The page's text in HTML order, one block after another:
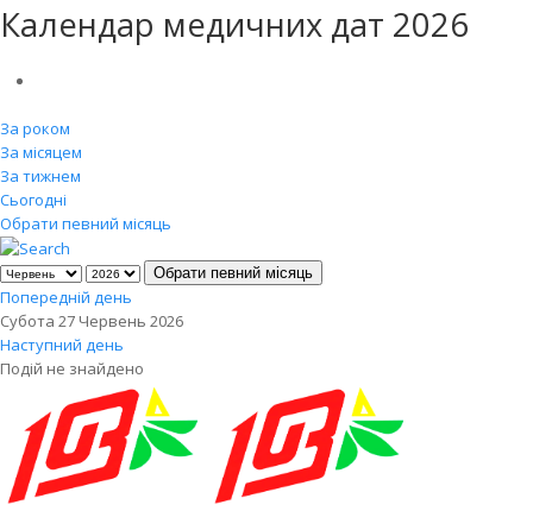
Календар медичних дат 2026
За роком
За місяцем
За тижнем
Сьогодні
Обрати певний місяць
Обрати певний місяць
Попередній день
Субота 27 Червень 2026
Наступний день
Подій не знайдено